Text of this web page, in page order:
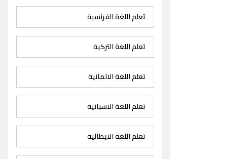
تعلم اللغة الفرنسية
تعلم اللغة التركية
تعلم اللغة الالمانية
تعلم اللغة الاسبانية
تعلم اللغة الايطالية